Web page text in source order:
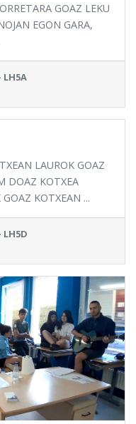
GOAZ LEKU
EGON GARA,
LAUROK GOAZ
DOAZ KOTXEA
KOTXEAN ...